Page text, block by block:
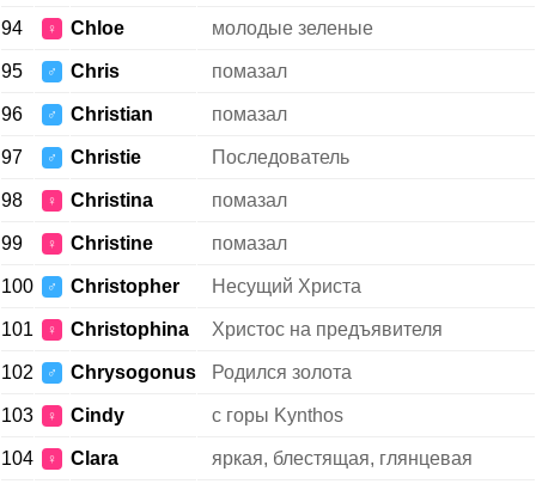
94 ♀ Chloe молодые зеленые
95 ♂ Chris помазал
96 ♂ Christian помазал
97 ♂ Christie Последователь
98 ♀ Christina помазал
99 ♀ Christine помазал
100 ♂ Christopher Несущий Христа
101 ♀ Christophina Христос на предъявителя
102 ♂ Chrysogonus Родился золота
103 ♀ Cindy с горы Kynthos
104 ♀ Clara яркая, блестящая, глянцевая